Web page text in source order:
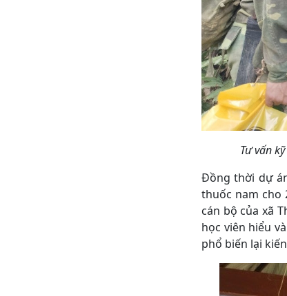
Tư vấn
Đồng thời dự
thuốc nam cho
cán bộ của xã
học viên hiểu
phổ biến lại